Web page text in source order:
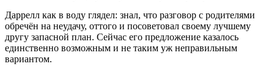
Даррелл как в воду глядел: знал, что разговор с родителями
обречён на неудачу, оттого и посоветовал своему лучшему
другу запасной план. Сейчас его предложение казалось
единственно возможным и не таким уж неправильным
вариантом.